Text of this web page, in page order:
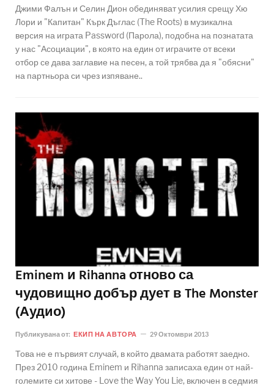
Джими Фалън и Селин Дион обединяват усилия срещу Хю
Лори и "Капитан" Кърк Дъглас (The Roots) в музикална
версия на играта Password (Парола), подобна на познатата
у нас "Асоциации", в която на един от играчите от всеки
отбор се дава заглавие на песен, а той трябва да я "обясни"
на партньора си чрез изпяване..
Eminem и Rihanna отново са
чудовищно добър дует в The Monster
(Аудио)
Публикувана от: ЕКИП НА АВТОРА 29 Октомври 2013
Това не е първият случай, в който двамата работят заедно.
През 2010 година Eminem и Rihanna записаха един от най-
големите си хитове - Love the Way You Lie, включен в седмия